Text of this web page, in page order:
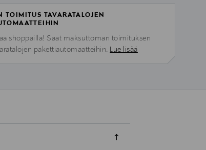
TOIMITUS TAVARATALOJEN
shoppailla! Saat maksuttoman toimituksen
pakettiautomaatteihin. Lue lisää